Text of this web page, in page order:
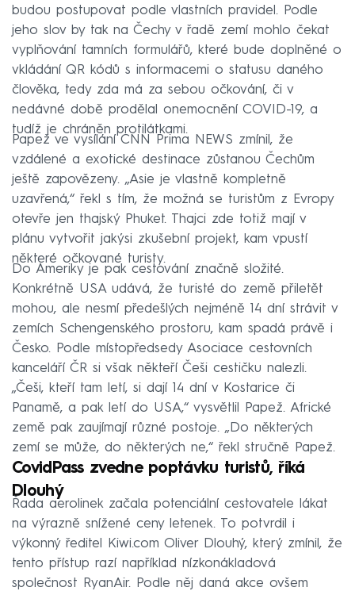
budou postupovat podle vlastních pravidel. Podle
jeho slov by tak na Čechy v řadě zemí mohlo čekat
vyplňování tamních formulářů, které bude doplněné o
vkládání QR kódů s informacemi o statusu daného
člověka, tedy zda má za sebou očkování, či v
nedávné době prodělal onemocnění COVID-19, a
tudíž je chráněn protilátkami.
Papež ve vysílání CNN Prima NEWS zmínil, že
vzdálené a exotické destinace zůstanou Čechům
ještě zapovězeny. „Asie je vlastně kompletně
uzavřená,“ řekl s tím, že možná se turistům z Evropy
otevře jen thajský Phuket. Thajci zde totiž mají v
plánu vytvořit jakýsi zkušební projekt, kam vpustí
některé očkované turisty.
Do Ameriky je pak cestování značně složité.
Konkrétně USA udává, že turisté do země přiletět
mohou, ale nesmí předešlých nejméně 14 dní strávit v
zemích Schengenského prostoru, kam spadá právě i
Česko. Podle místopředsedy Asociace cestovních
kanceláří ČR si však někteří Češi cestičku nalezli.
„Češi, kteří tam letí, si dají 14 dní v Kostarice či
Panamě, a pak letí do USA,“ vysvětlil Papež. Africké
země pak zaujímají různé postoje. „Do některých
zemí se může, do některých ne,“ řekl stručně Papež.
CovidPass zvedne poptávku turistů, říká
Dlouhý
Řada aerolinek začala potenciální cestovatele lákat
na výrazně snížené ceny letenek. To potvrdil i
výkonný ředitel Kiwi.com Oliver Dlouhý, který zmínil, že
tento přístup razí například nízkonákladová
společnost RyanAir. Podle něj daná akce ovšem